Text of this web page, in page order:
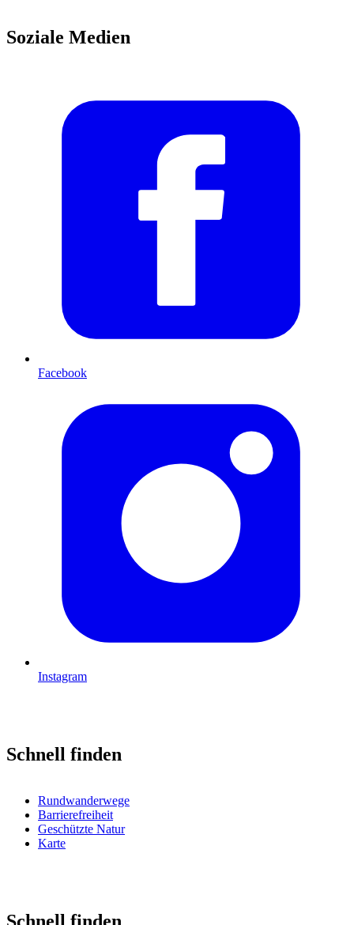
Soziale Medien
Facebook
Instagram
Schnell finden
Rundwanderwege
Barrierefreiheit
Geschützte Natur
Karte
Schnell finden